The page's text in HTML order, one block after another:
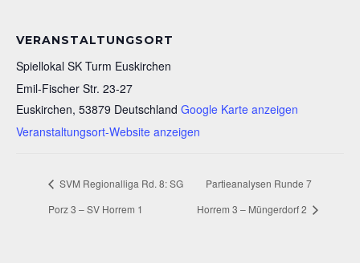
VERANSTALTUNGSORT
Spiellokal SK Turm Euskirchen
Emil-Fischer Str. 23-27
Euskirchen, 53879 Deutschland Google Karte anzeigen
Veranstaltungsort-Website anzeigen
SVM Regionalliga Rd. 8: SG
Porz 3 – SV Horrem 1
Partieanalysen Runde 7
Horrem 3 – Müngerdorf 2